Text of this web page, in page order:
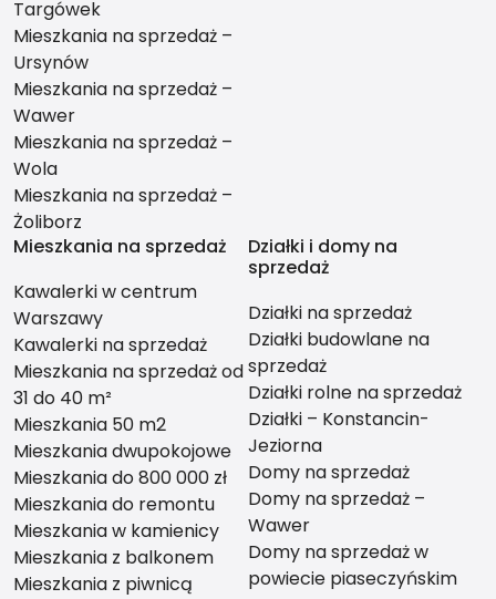
Targówek
Mieszkania na sprzedaż –
Ursynów
Mieszkania na sprzedaż –
Wawer
Mieszkania na sprzedaż –
Wola
Mieszkania na sprzedaż –
Żoliborz
Mieszkania na sprzedaż
Kawalerki w centrum
Warszawy
Kawalerki na sprzedaż
Mieszkania na sprzedaż od
31 do 40 m²
Mieszkania 50 m2
Mieszkania dwupokojowe
Mieszkania do 800 000 zł
Mieszkania do remontu
Mieszkania w kamienicy
Mieszkania z balkonem
Mieszkania z piwnicą
Działki i domy na
sprzedaż
Działki na sprzedaż
Działki budowlane na
sprzedaż
Działki rolne na sprzedaż
Działki – Konstancin-
Jeziorna
Domy na sprzedaż
Domy na sprzedaż –
Wawer
Domy na sprzedaż w
powiecie piaseczyńskim